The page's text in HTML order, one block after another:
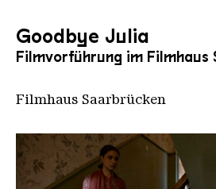
Goodbye Julia
Filmvorführung im Filmhaus
Filmhaus Saarbrücken